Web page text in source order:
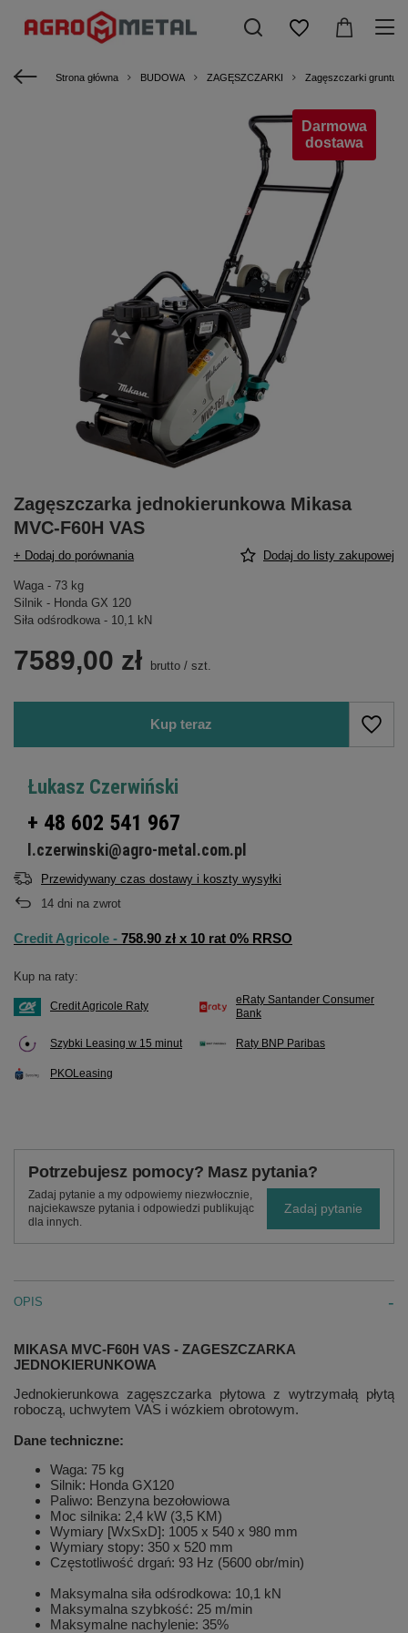
Strona główna BUDOWA ZAGĘSZCZARKI Zagęszczarki gruntu
Darmowa
dostawa
Zagęszczarka jednokierunkowa Mikasa
MVC-F60H VAS
+ Dodaj do porównania Dodaj do listy zakupowej
Waga - 73 kg
Silnik - Honda GX 120
Siła odśrodkowa - 10,1 kN
7589,00 zł brutto / szt.
Kup teraz
Łukasz Czerwiński
+ 48 602 541 967
l.czerwinski@agro-metal.com.pl
Przewidywany czas dostawy i koszty wysyłki
14 dni na zwrot
Credit Agricole - 758.90 zł x 10 rat 0% RRSO
Kup na raty:
Credit Agricole Raty
eRaty Santander Consumer
Bank
Szybki Leasing w 15 minut Raty BNP Paribas
PKOLeasing
Potrzebujesz pomocy? Masz pytania?
Zadaj pytanie a my odpowiemy niezwłocznie,
najciekawsze pytania i odpowiedzi publikując
dla innych.
Zadaj pytanie
OPIS
MIKASA MVC-F60H VAS - ZAGESZCZARKA
JEDNOKIERUNKOWA
Jednokierunkowa zagęszczarka płytowa z wytrzymałą płytą
roboczą, uchwytem VAS i wózkiem obrotowym.
Dane techniczne:
Waga: 75 kg
Silnik: Honda GX120
Paliwo: Benzyna bezołowiowa
Moc silnika: 2,4 kW (3,5 KM)
Wymiary [WxSxD]: 1005 x 540 x 980 mm
Wymiary stopy: 350 x 520 mm
Częstotliwość drgań: 93 Hz (5600 obr/min)
Maksymalna siła odśrodkowa: 10,1 kN
Maksymalna szybkość: 25 m/min
Maksymalne nachylenie: 35%